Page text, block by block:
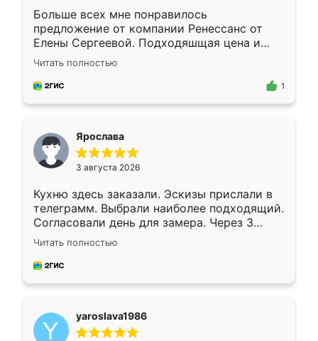
Больше всех мне понравилось
предложение от компании Ренессанс от
Елены Сергеевой. Подходяшщая цена и
короткие сроки изготовления. Приехавший
для замера сотрудник Владислав
предложил по моему эскизу самый
Читать полностью
1
Ярослава
3 августа 2026
Кухню здесь заказали. Эскизы прислали в
телеграмм. Выбрали наиболее подходящий.
Согласовали день для замера. Через 3
недели кухня была уже готова. Остались
довольны работой. Спасибо Ренессанс
мебель за качественную работу!
Читать полностью
yaroslava1986